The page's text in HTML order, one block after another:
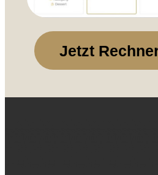
Jetzt